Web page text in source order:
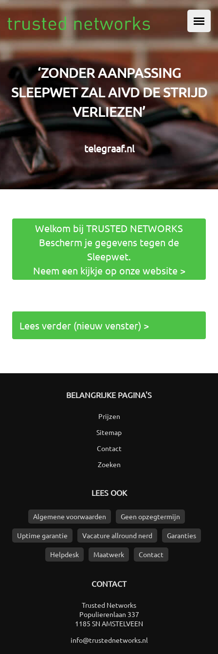
Overslaan en naar de inhoud gaan
HOOFDMENU
‘ZONDER AANPASSING
SLEEPWET ZAL AIVD DE STRIJD
VERLIEZEN’
telegraaf.nl
Welkom bij TRUSTED NETWORKS
Bescherm je gegevens tegen de
Sleepwet.
Neem een kijkje op onze website >
Lees verder (nieuw venster) >
BELANGRIJKE PAGINA'S
Prijzen
Sitemap
Contact
Zoeken
LEES OOK
Algemene voorwaarden Geen opzegtermijn
Uptime garantie Vacature allround nerd Garanties
Helpdesk Maatwerk Contact
CONTACT
Trusted Networks
Populierenlaan 337
1185 SN AMSTELVEEN
info@trustednetworks.nl